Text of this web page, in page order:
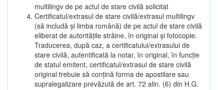
multilingv de pe actul de stare civilă solicitat
Certificatul/extrasul de stare civilă/extrasul multilingv
(să includă și limba română) de pe actul de stare civilă
eliberat de autoritățile străine, în original și fotocopie.
Traducerea, după caz, a certificatului/extrasului de
stare civilă, autentificată la notar, în original, în funcție
de statul emitent, certificatul/extrasul de stare civilă
original trebuie să conțină forma de apostilare sau
supralegalizare prevăzută de art. 72 alin. (6) din H.G.